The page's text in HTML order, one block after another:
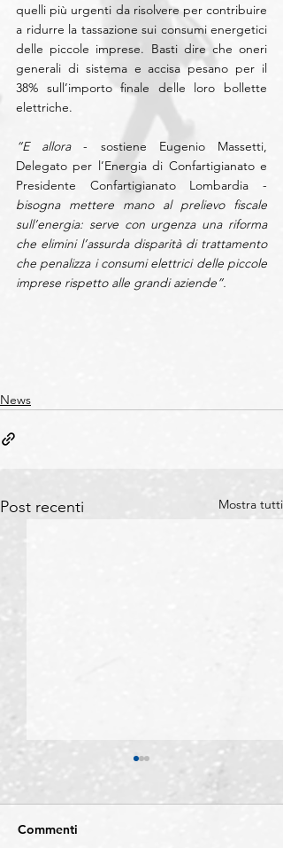
quelli più urgenti da risolvere per contribuire
a ridurre la tassazione sui consumi energetici
delle piccole imprese. Basti dire che oneri
generali di sistema e accisa pesano per il
38% sull’importo finale delle loro bollette
elettriche.
“E allora - sostiene Eugenio Massetti,
Delegato per l’Energia di Confartigianato e
bisogna mettere mano al prelievo fiscale
sull’energia: serve con urgenza una riforma
che elimini l’assurda disparità di trattamento
che penalizza i consumi elettrici delle piccole
imprese rispetto alle grandi aziende”.
News
Post recenti Mostra tutti
Commenti